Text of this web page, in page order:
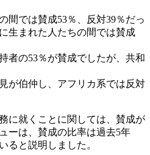
間では賛成53％、反対39％だっ
生まれた人たちの間では賛成
者の53％が賛成でしたが、共和
が伯仲し、アフリカ系では反対
に就くことに関しては、賛成が
ーは、賛成の比率は過去5年
ると説明しました。